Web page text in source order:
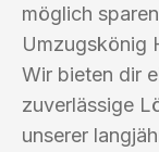
möglich
Umzugskönig
Wir bieten dir
zuverlässige
unserer